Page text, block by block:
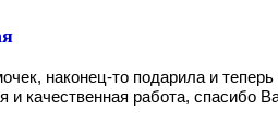
наконец-то подарила и теперь
и качественная работа, спасибо